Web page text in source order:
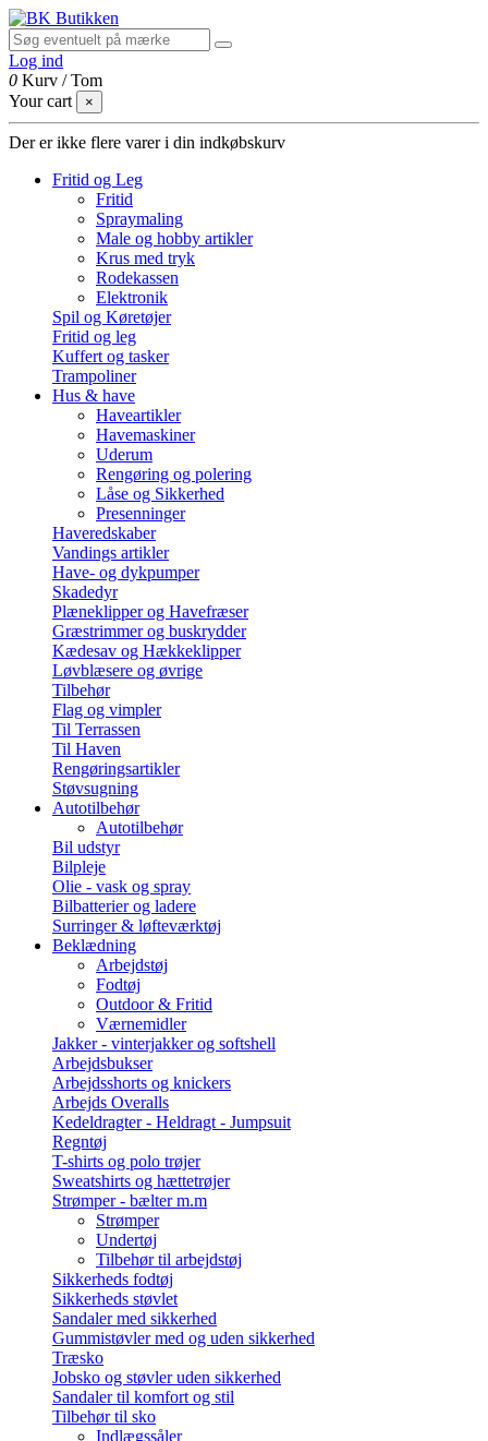
Log ind
0 Kurv /Tom
Your cart
×
Der er ikke flere varer i din indkøbskurv
Fritid og Leg
Fritid
Spraymaling
Male og hobby artikler
Krus med tryk
Rodekassen
Elektronik
Spil og Køretøjer
Fritid og leg
Kuffert og tasker
Trampoliner
Hus & have
Haveartikler
Havemaskiner
Uderum
Rengøring og polering
Låse og Sikkerhed
Presenninger
Haveredskaber
Vandings artikler
Have- og dykpumper
Skadedyr
Plæneklipper og Havefræser
Græstrimmer og buskrydder
Kædesav og Hækkeklipper
Løvblæsere og øvrige
Tilbehør
Flag og vimpler
Til Terrassen
Til Haven
Rengøringsartikler
Støvsugning
Autotilbehør
Autotilbehør
Bil udstyr
Bilpleje
Olie - vask og spray
Bilbatterier og ladere
Surringer & løfteværktøj
Beklædning
Arbejdstøj
Fodtøj
Outdoor & Fritid
Værnemidler
Jakker - vinterjakker og softshell
Arbejdsbukser
Arbejdsshorts og knickers
Arbejds Overalls
Kedeldragter - Heldragt - Jumpsuit
Regntøj
T-shirts og polo trøjer
Sweatshirts og hættetrøjer
Strømper - bælter m.m
Strømper
Undertøj
Tilbehør til arbejdstøj
Sikkerheds fodtøj
Sikkerheds støvlet
Sandaler med sikkerhed
Gummistøvler med og uden sikkerhed
Træsko
Jobsko og støvler uden sikkerhed
Sandaler til komfort og stil
Tilbehør til sko
Indlægssåler